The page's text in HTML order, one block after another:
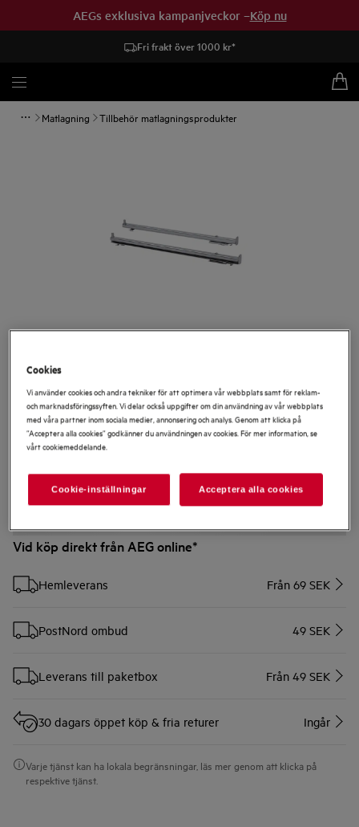
AEGs exklusiva kampanjveckor –Köp nu
Fri frakt över 1000 kr*
Matlagning Tillbehör matlagningsprodukter
TR1LV
Teleskopskenor - 1 Nivå
5 (1)
Vid köp direkt från AEG online*
Hemleverans Från 69 SEK
PostNord ombud 49 SEK
Leverans till paketbox Från 49 SEK
30 dagars öppet köp & fria returer Ingår
Varje tjänst kan ha lokala begränsningar, läs mer genom att klicka på
respektive tjänst.
Cookies
Vi använder cookies och andra tekniker för att optimera vår webbplats samt för reklam-
och marknadsföringssyften. Vi delar också uppgifter om din användning av vår webbplats
med våra partner inom sociala medier, annonsering och analys. Genom att klicka på
”Acceptera alla cookies” godkänner du användningen av cookies. För mer information, se
vårt cookiemeddelande.
Cookie-inställningar Acceptera alla cookies